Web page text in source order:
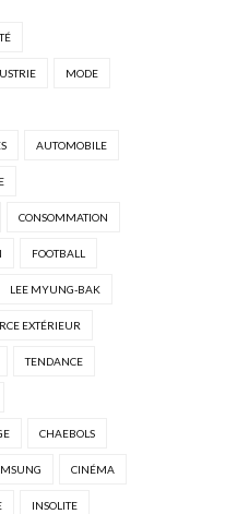
MODE
AUTOMOBILE
CONSOMMATION
FOOTBALL
LEE MYUNG-BAK
EXTÉRIEUR
TENDANCE
CHAEBOLS
CINÉMA
INSOLITE